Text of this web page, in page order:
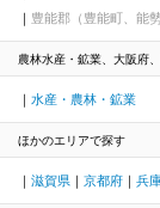
豊能郡（豊能町、能勢
農林水産・鉱業、大阪府
水産・農林・鉱業
ほかのエリアで探す
滋賀県 京都府 兵